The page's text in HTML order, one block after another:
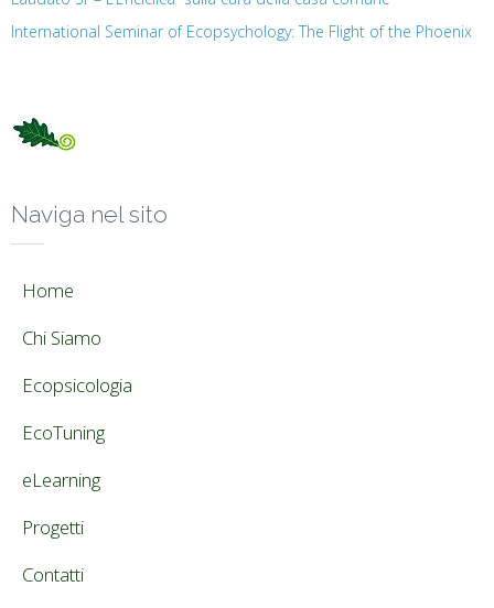
International Seminar of Ecopsychology: The Flight of the Phoenix
Naviga nel sito
Home
Chi Siamo
Ecopsicologia
EcoTuning
eLearning
Progetti
Contatti